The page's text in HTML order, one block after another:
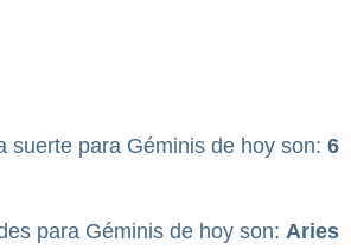
suerte para Géminis de hoy son: 6
para Géminis de hoy son: Aries